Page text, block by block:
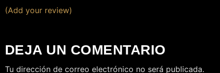
(Add your review)
DEJA UN COMENTARIO
Tu dirección de correo electrónico no será publicada.